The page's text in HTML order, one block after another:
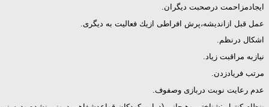
ایجادمزاحمت درصحبت دیگران.
عمل قبل ازاندیشه،پرش افراطی ازیك فعالیت به دیگری.
اشكال درنظم.
نیازبه مراقبت زیاد.
مرتب فریادزدن.
عدم رعایت نوبت دربازی وصفوف.